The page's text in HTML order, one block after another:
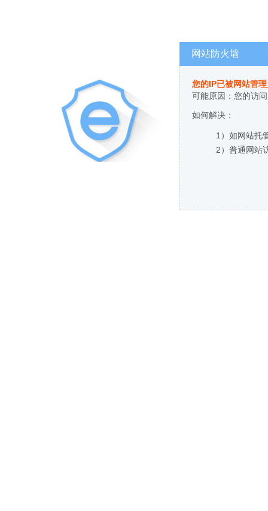
网站防火墙
您的IP已被网站管
可能原因：您的访
如何解决：
1）如网站托
2）普通网站